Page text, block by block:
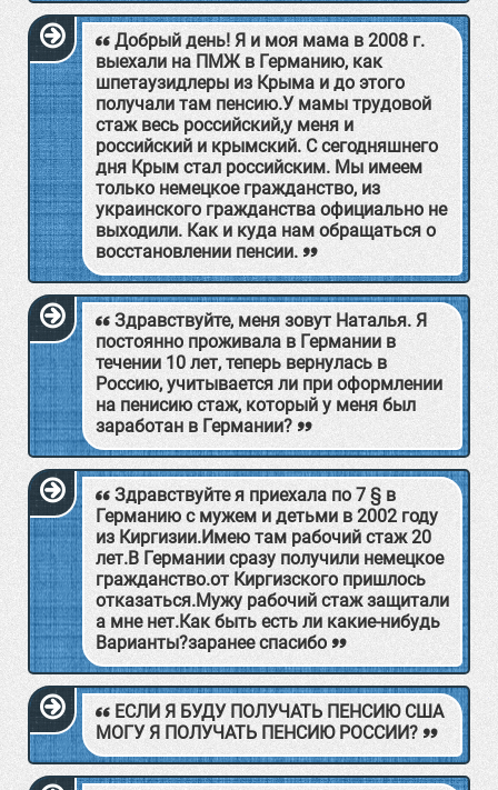
Добрый день! Я и моя мама в 2008 г.
выехали на ПМЖ в Германию, как
шпетаузидлеры из Крыма и до этого
получали там пенсию.У мамы трудовой
стаж весь российский,у меня и
российский и крымский. С сегодняшнего
дня Крым стал российским. Мы имеем
только немецкое гражданство, из
украинского гражданства официально не
выходили. Как и куда нам обращаться о
восстановлении пенсии.
Здравствуйте, меня зовут Наталья. Я
постоянно проживала в Германии в
течении 10 лет, теперь вернулась в
Россию, учитывается ли при оформлении
на пенисию стаж, который у меня был
заработан в Германии?
Здравствуйте я приехала по 7 § в
Германию с мужем и детьми в 2002 году
из Киргизии.Имею там рабочий стаж 20
лет.В Германии сразу получили немецкое
гражданство.от Киргизского пришлось
отказаться.Мужу рабочий стаж защитали
а мне нет.Как быть есть ли какие-нибудь
Варианты?заранее спасибо
ЕСЛИ Я БУДУ ПОЛУЧАТЬ ПЕНСИЮ США
МОГУ Я ПОЛУЧАТЬ ПЕНСИЮ РОССИИ?